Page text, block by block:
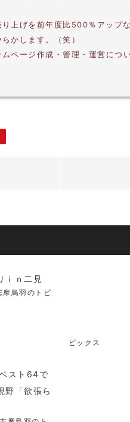
り上げを前年度比500％アップ
かします。（笑）
ページ作成・管理・運営につ
ｉｎ二見
摩鳥羽のトピ
ピックス
スト64で
野「欲張ら